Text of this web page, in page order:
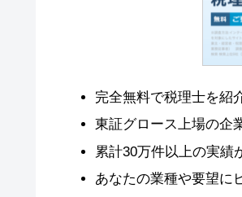
完全無料で税理士を紹
東証グロース上場の企
累計30万件以上の実績
あなたの業種や要望に